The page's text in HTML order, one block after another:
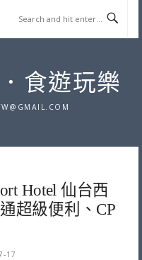
食遊玩樂
Hotel 仙台西
超級便利、CP
17